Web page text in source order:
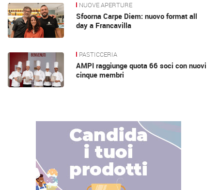
NUOVE APERTURE
Sfoorna Carpe Diem: nuovo format all
day a Francavilla
PASTICCERIA
AMPI raggiunge quota 66 soci con nuovi
cinque membri